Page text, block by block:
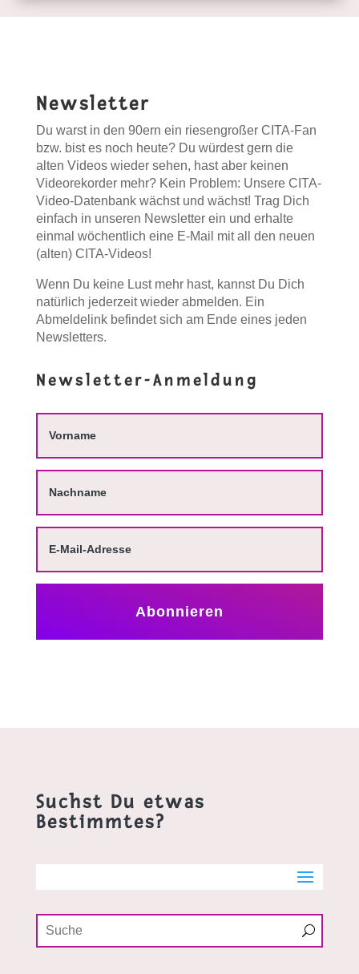
Newsletter
Du warst in den 90ern ein riesengroßer CITA-Fan
bzw. bist es noch heute? Du würdest gern die
alten Videos wieder sehen, hast aber keinen
Videorekorder mehr? Kein Problem: Unsere CITA-
Video-Datenbank wächst und wächst! Trag Dich
einfach in unseren Newsletter ein und erhalte
einmal wöchentlich eine E-Mail mit all den neuen
(alten) CITA-Videos!
Wenn Du keine Lust mehr hast, kannst Du Dich
natürlich jederzeit wieder abmelden. Ein
Abmeldelink befindet sich am Ende eines jeden
Newsletters.
Newsletter-Anmeldung
Abonnieren
Suchst Du etwas
Bestimmtes?